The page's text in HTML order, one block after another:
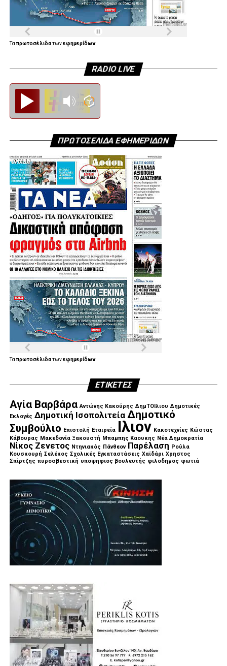
Ταπρωτοσέλιδατωνεφημερίδων
RADIO LIVE
ΠΡΩΤΟΣΕΛΙΔΑ ΕΦΗΜΕΡΙΔΩΝ
Ταπρωτοσέλιδατωνεφημερίδων
ΕΤΙΚΈΤΕΣ
Αγία Βαρβάρα Αντώνης Κακούρης ΔημΤΟΙλιου Δημοτικές
Εκλογές Δημοτική Ισοπολιτεία Δημοτικό
Συμβούλιο Επιστολή Εταιρεία Ιλιον Κακοτεχνίες Κώστας
Κάβουρας Μακεδονία Ξακουστή Μπαμπης Καουκης Νέα Δημοκρατία
Νίκος Ζενετος Ντηνιακός Πάνθεον Παρέλαση Ρούλα
Κουσκουρή Σελέκος Σχολικές Εγκαταστάσεις Χαϊδάρι Χρηστος
Σπίρτζης πυροσβεστική υποψηφιος βουλευτής φιλοδημος φωτιά